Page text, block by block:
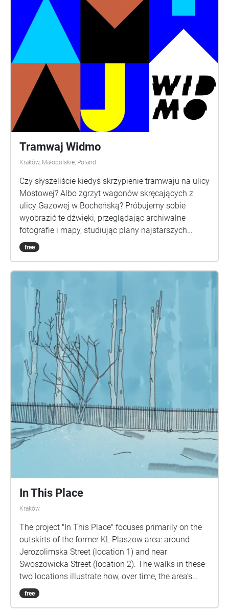
hears — the snap of chalk, the whisper of prayer, the
clatter of carts and bread trays. This is not a
sightseeing tour, but a memory passed hand to
hand, from a boy who notices everything. Listen
closely. The city is still playing.
Tramwaj Widmo
Kraków, Małopolskie, Poland
Czy słyszeliście kiedyś skrzypienie tramwaju na ulicy
Mostowej? Albo zgrzyt wagonów skręcających z
ulicy Gazowej w Bocheńską? Próbujemy sobie
wyobrazić te dźwięki, przeglądając archiwalne
fotografie i mapy, studiując plany najstarszych
krakowskich linii tramwajowych. Jednak wraz ze
zmianą przebiegu torowisk i modernizacją taboru
odkrywania miejskiego palimpsestu – tej niezwykłej
właściwości miasta, dzięki której to, co stare, nie
daje całkiem o sobie zapomnieć, prześwituje tu i tam
spod warstw nowego. Koncepcja artystyczna, spacer
dźwiękowy, nagrania terenowe: Marcin Dymiter aka
Emiter Koordynator projektu: Monika Widzicka
Tramwaj widmo powstaje jako część
międzynarodowego projektu Sounds of Changes,
współfinansowanego w ramach programu Unii
Europejskiej Kreatywna Europa.
free
In This Place
Kraków
The project "In This Place" focuses primarily on the
outskirts of the former KL Plaszow area: around
Jerozolimska Street (location 1) and near
Swoszowicka Street (location 2). The walks in these
two locations illustrate how, over time, the area’s
development, its audiosphere, urban planning, and
its symbolic significance have changed. Location 1:
free